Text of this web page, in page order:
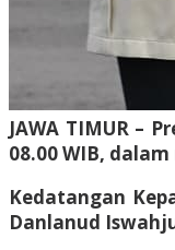
JAWA TIMUR –
08.00 WIB,
Kedatangan
Danlanud